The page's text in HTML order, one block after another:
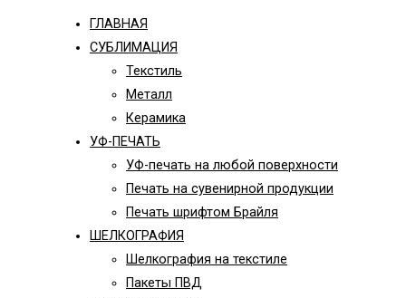
ГЛАВНАЯ
СУБЛИМАЦИЯ
Текстиль
Металл
Керамика
УФ-ПЕЧАТЬ
УФ-печать на любой поверхности
Печать на сувенирной продукции
Печать шрифтом Брайля
ШЕЛКОГРАФИЯ
Шелкография на текстиле
Пакеты ПВД